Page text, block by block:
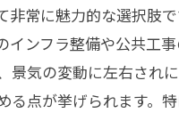
非常に魅力的な選択肢
インフラ整備や公共工
景気の変動に左右され
る点が挙げられます。